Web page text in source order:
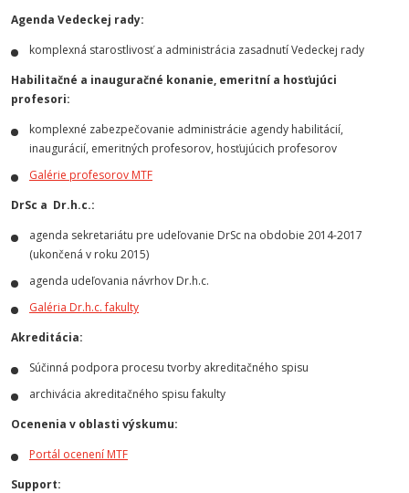
Agenda Vedeckej rady:
komplexná starostlivosť a administrácia zasadnutí Vedeckej rady
Habilitačné a inauguračné konanie, emeritní a hosťujúci
profesori:
komplexné zabezpečovanie administrácie agendy habilitácií,
inaugurácií, emeritných profesorov, hosťujúcich profesorov
Galérie profesorov MTF
DrSc a Dr.h.c.:
agenda sekretariátu pre udeľovanie DrSc na obdobie 2014-2017
(ukončená v roku 2015)
agenda udeľovania návrhov Dr.h.c.
Galéria Dr.h.c. fakulty
Akreditácia:
Súčinná podpora procesu tvorby akreditačného spisu
archivácia akreditačného spisu fakulty
Ocenenia v oblasti výskumu:
Portál ocenení MTF
Support: